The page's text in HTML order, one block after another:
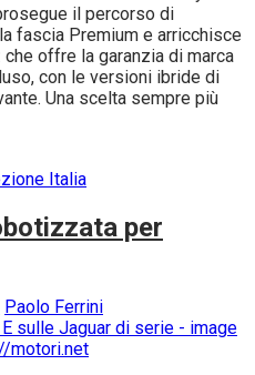
il percorso di
fascia Premium e arricchisce
offre la garanzia di marca
con le versioni ibride di
Una scelta sempre più
Italia
per
Paolo Ferrini